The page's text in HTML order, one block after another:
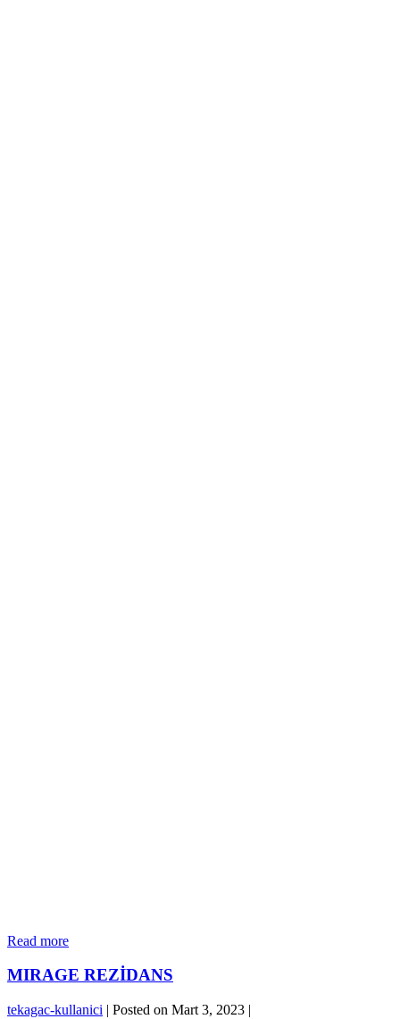
Read moreHEP
MIRAGE REZİDANS
tekagac-kullanici | Posted on Mart 3, 2023 |